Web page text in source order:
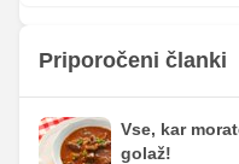
Priporočeni članki
Vse, kar
golaž!